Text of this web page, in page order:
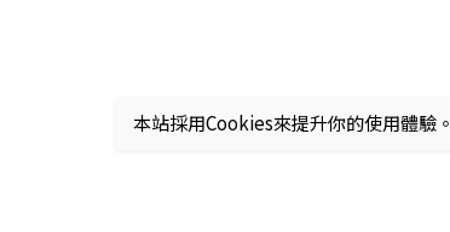
本站採用Cookies來提升你的使用體驗。